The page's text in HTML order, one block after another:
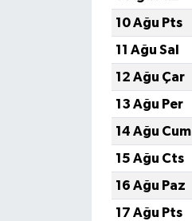
10 Ağu Pts
11 Ağu Sal
12 Ağu Çar
13 Ağu Per
14 Ağu Cum
15 Ağu Cts
16 Ağu Paz
17 Ağu Pts